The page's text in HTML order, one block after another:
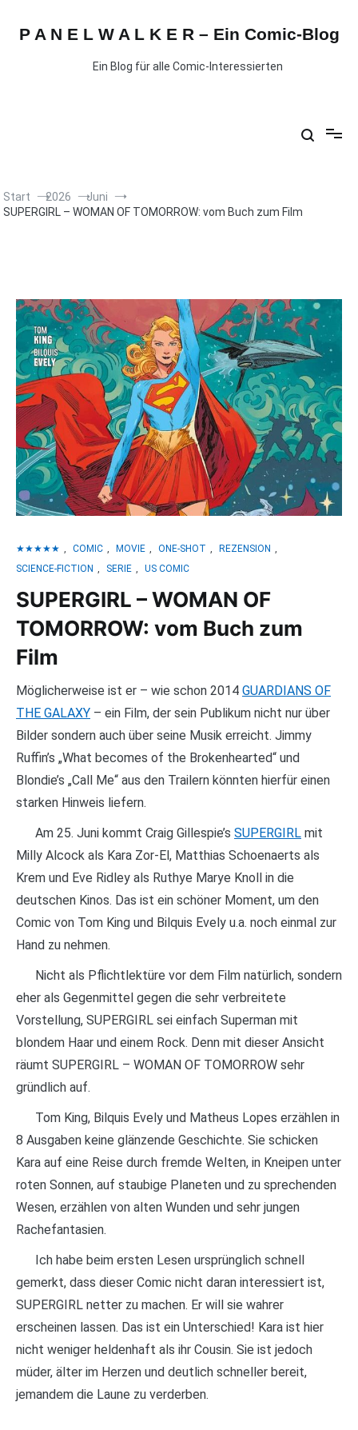
P A N E L W A L K E R – Ein Comic-Blog
Ein Blog für alle Comic-Interessierten
Start 2026
Juni
SUPERGIRL – WOMAN OF TOMORROW: vom Buch zum Film
★★★★★ COMIC MOVIE ONE-SHOT REZENSION
SCIENCE-FICTION
SERIE US COMIC
SUPERGIRL – WOMAN OF
TOMORROW: vom Buch zum
Film
Möglicherweise ist er – wie schon 2014 GUARDIANS OF
THE GALAXY – ein Film, der sein Publikum nicht nur über
Bilder sondern auch über seine Musik erreicht. Jimmy
Ruffin’s „What becomes of the Brokenhearted“ und
Blondie’s „Call Me“ aus den Trailern könnten hierfür einen
starken Hinweis liefern.
Am 25. Juni kommt Craig Gillespie’s SUPERGIRL mit
Milly Alcock als Kara Zor-El, Matthias Schoenaerts als
Krem und Eve Ridley als Ruthye Marye Knoll in die
deutschen Kinos. Das ist ein schöner Moment, um den
Comic von Tom King und Bilquis Evely u.a. noch einmal zur
Hand zu nehmen.
Nicht als Pflichtlektüre vor dem Film natürlich, sondern
eher als Gegenmittel gegen die sehr verbreitete
Vorstellung, SUPERGIRL sei einfach Superman mit
blondem Haar und einem Rock. Denn mit dieser Ansicht
räumt SUPERGIRL – WOMAN OF TOMORROW sehr
gründlich auf.
Tom King, Bilquis Evely und Matheus Lopes erzählen in
8 Ausgaben keine glänzende Geschichte. Sie schicken
Kara auf eine Reise durch fremde Welten, in Kneipen unter
roten Sonnen, auf staubige Planeten und zu sprechenden
Wesen, erzählen von alten Wunden und sehr jungen
Rachefantasien.
Ich habe beim ersten Lesen ursprünglich schnell
gemerkt, dass dieser Comic nicht daran interessiert ist,
SUPERGIRL netter zu machen. Er will sie wahrer
erscheinen lassen. Das ist ein Unterschied! Kara ist hier
nicht weniger heldenhaft als ihr Cousin. Sie ist jedoch
müder, älter im Herzen und deutlich schneller bereit,
jemandem die Laune zu verderben.